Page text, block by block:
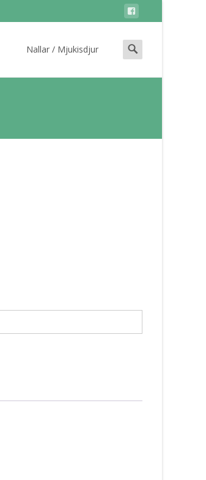
Nallar / Mjukisdjur
Search
for: